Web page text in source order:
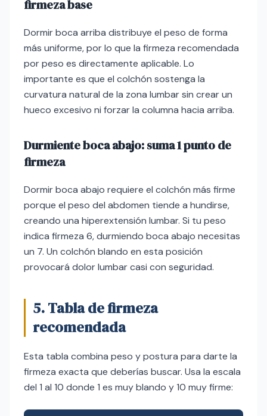
firmeza base
Dormir boca arriba distribuye el peso de forma
más uniforme, por lo que la firmeza recomendada
por peso es directamente aplicable. Lo
importante es que el colchón sostenga la
curvatura natural de la zona lumbar sin crear un
hueco excesivo ni forzar la columna hacia arriba.
Durmiente boca abajo: suma 1 punto de
firmeza
Dormir boca abajo requiere el colchón más firme
porque el peso del abdomen tiende a hundirse,
creando una hiperextensión lumbar. Si tu peso
indica firmeza 6, durmiendo boca abajo necesitas
un 7. Un colchón blando en esta posición
provocará dolor lumbar casi con seguridad.
5. Tabla de firmeza
recomendada
Esta tabla combina peso y postura para darte la
firmeza exacta que deberías buscar. Usa la escala
del 1 al 10 donde 1 es muy blando y 10 muy firme: